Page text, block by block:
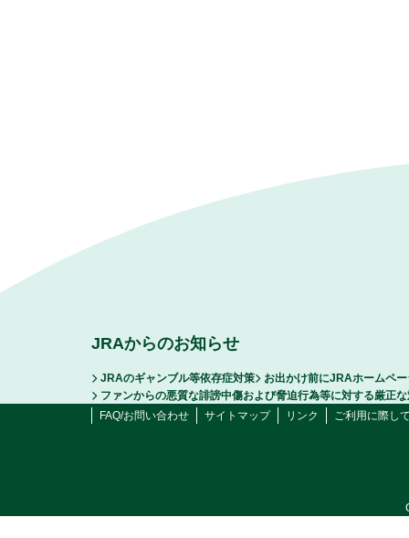
JRAからのお知らせ
JRAのギャンブル等依存症対策
お出かけ前にJRAホームペ
ファンからの悪質な誹謗中傷および脅迫行為等に対する厳正
FAQ/お問い合わせ
サイトマップ リンク ご利用に際し